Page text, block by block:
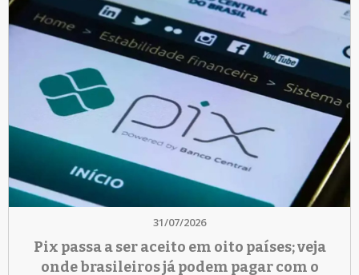
31/07/2026
Pix passa a ser aceito em oito países; veja
onde brasileiros já podem pagar com o